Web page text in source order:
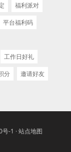
福利派对
平台福利码
工作日好礼
分
邀请好友
号-1 ·站点地图